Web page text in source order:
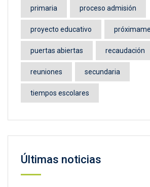
primaria proceso admisión
proyecto educativo
puertas abiertas recaudación
reuniones secundaria
tiempos escolares
Últimas noticias